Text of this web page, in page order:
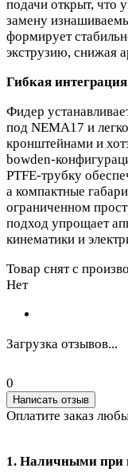
подачи открыт, что
замену
формирует
экструзию, снижая
Гибкая
Фидер
под NEMA17 и
кронштейнами и
PTFE‑трубку
а компактные
ограниченном
подход упрощает
кинематики и
Товар снят с
Нет
Загрузка отзывов...
0
Написать отзыв
Оплатите заказ
1. Наличными при